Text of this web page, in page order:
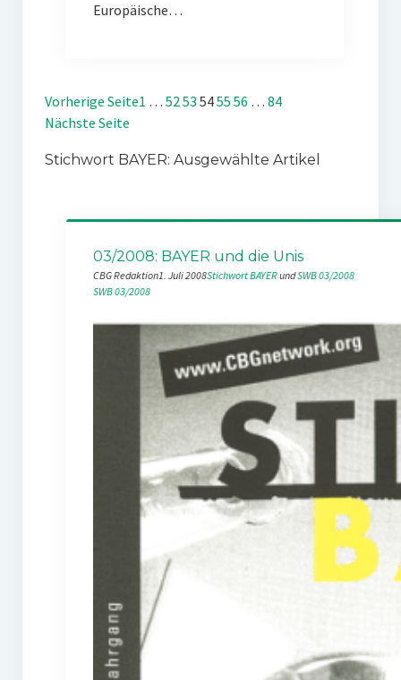
Europäische…
Vorherige Seite1 … 5253 5455 56 … 84
Nächste Seite
Stichwort BAYER: Ausgewählte Artikel
03/2008: BAYER und die Unis
CBG Redaktion1. Juli 2008Stichwort BAYER und SWB 03/2008
SWB 03/2008